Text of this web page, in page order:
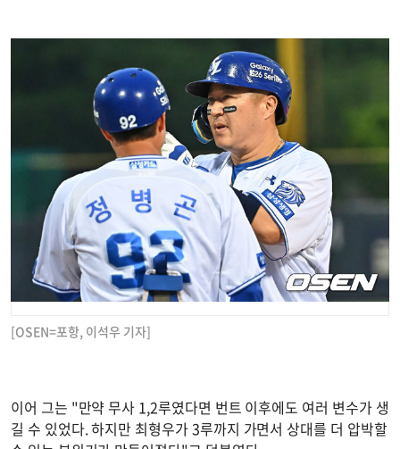
[OSEN=포항, 이석우 기자]
이어 그는 "만약 무사 1,2루였다면 번트 이후에도 여러 변수가 생
길 수 있었다. 하지만 최형우가 3루까지 가면서 상대를 더 압박할